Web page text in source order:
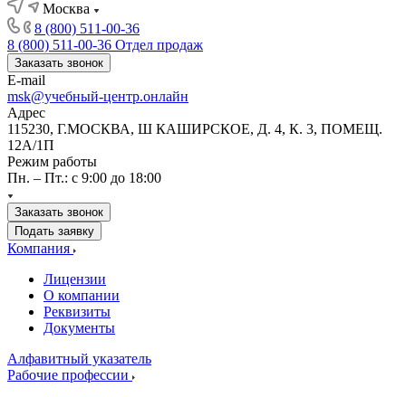
Москва
8 (800) 511-00-36
8 (800) 511-00-36 Отдел продаж
Заказать звонок
E-mail
msk@учебный-центр.онлайн
Адрес
115230, Г.МОСКВА, Ш КАШИРСКОЕ, Д. 4, К. 3, ПОМЕЩ.
12А/1П
Режим работы
Пн. – Пт.: с 9:00 до 18:00
Заказать звонок
Подать заявку
Компания
Лицензии
О компании
Реквизиты
Документы
Алфавитный указатель
Рабочие профессии